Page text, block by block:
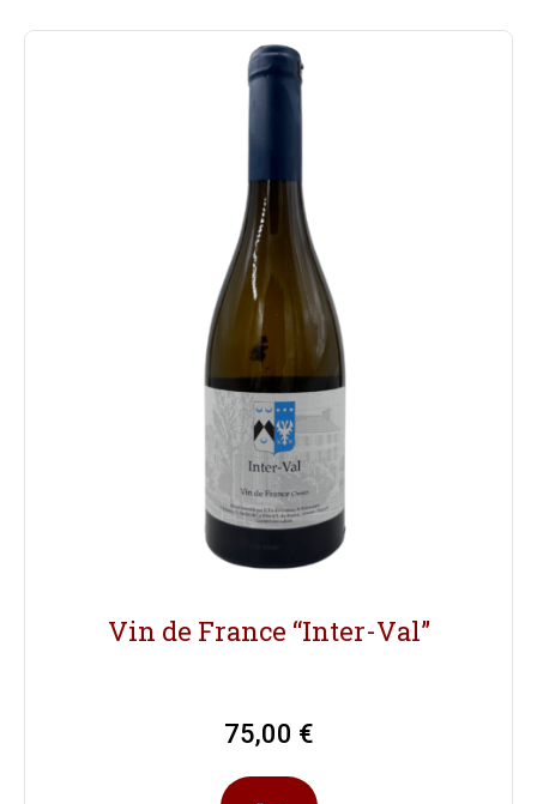
Vin de France “Inter-Val”
75,00 €